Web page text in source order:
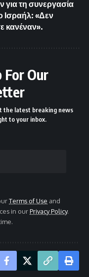
για τη συνεργασία
Ισραήλ: «Δεν
κανέναν».
For Our
the latest breaking news
to your inbox.
Terms of Use and
in ourPrivacy Policy.